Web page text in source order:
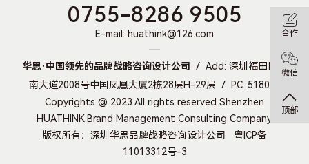
0755-8286 9505
E-mail: huathink@126.com
华思·中国领先的品牌战略咨询设计公司
Add: 深圳福田区深
南大道2008号中国凤凰大厦2栋28层H-29层
P.C: 518045
Copyrights @ 2023 All rights reserved Shenzhen
HUATHINK Brand Management Consulting Company.
版权所有：深圳华思品牌战略咨询设计公司 粤ICP备
11013312号-3
合作
微信
顶部